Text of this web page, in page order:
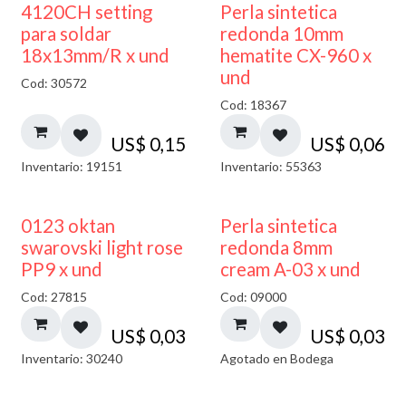
4120CH setting
para soldar
18x13mm/R x und
Cod: 30572
US$ 0,15
Inventario: 19151
Perla sintetica
redonda 10mm
hematite CX-960 x
und
Cod: 18367
US$ 0,06
Inventario: 55363
0123 oktan
swarovski light rose
PP9 x und
Cod: 27815
US$ 0,03
Inventario: 30240
AGOTADO
Perla sintetica
redonda 8mm
cream A-03 x und
Cod: 09000
US$ 0,03
Agotado en Bodega